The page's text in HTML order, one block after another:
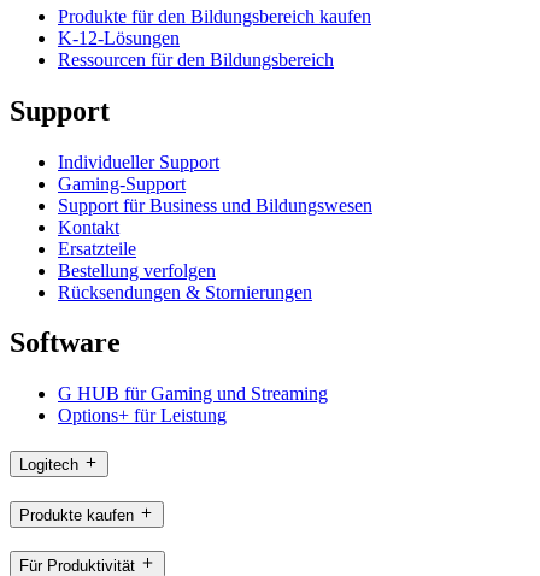
Produkte für den Bildungsbereich kaufen
K-12-Lösungen
Ressourcen für den Bildungsbereich
Support
Individueller Support
Gaming-Support
Support für Business und Bildungswesen
Kontakt
Ersatzteile
Bestellung verfolgen
Rücksendungen & Stornierungen
Software
G HUB für Gaming und Streaming
Options+ für Leistung
Logitech
Produkte kaufen
Für Produktivität